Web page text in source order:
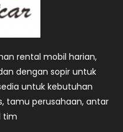
rental mobil harian,
dengan sopir untuk
untuk kebutuhan
tamu perusahaan, antar
tim